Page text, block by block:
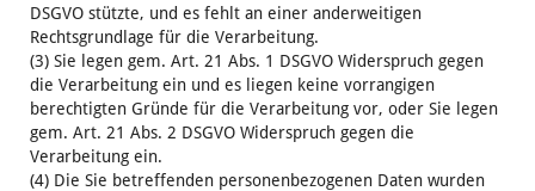
DSGVO stützte, und es fehlt an einer anderweitigen
Rechtsgrundlage für die Verarbeitung.
(3) Sie legen gem. Art. 21 Abs. 1 DSGVO Widerspruch gegen
die Verarbeitung ein und es liegen keine vorrangigen
berechtigten Gründe für die Verarbeitung vor, oder Sie legen
gem. Art. 21 Abs. 2 DSGVO Widerspruch gegen die
Verarbeitung ein.
(4) Die Sie betreffenden personenbezogenen Daten wurden